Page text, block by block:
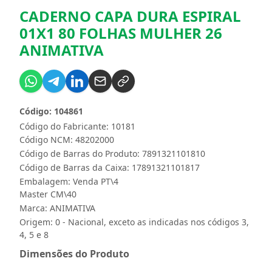
CADERNO CAPA DURA ESPIRAL
01X1 80 FOLHAS MULHER 26
ANIMATIVA
Código do Fabricante: 10181
Código: 104861
Código NCM: 48202000
Código de Barras do Produto: 7891321101810
Código de Barras da Caixa: 17891321101817
Embalagem: Venda PT\4
Master CM\40
Marca: ANIMATIVA
Origem: 0 - Nacional, exceto as indicadas nos códigos 3,
4, 5 e 8
Dimensões do Produto